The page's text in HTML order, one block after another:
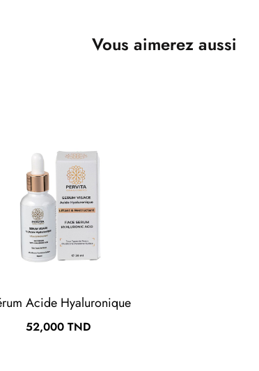
Vous aimerez aussi
Acide Hyaluronique
Prix
52,000 TND